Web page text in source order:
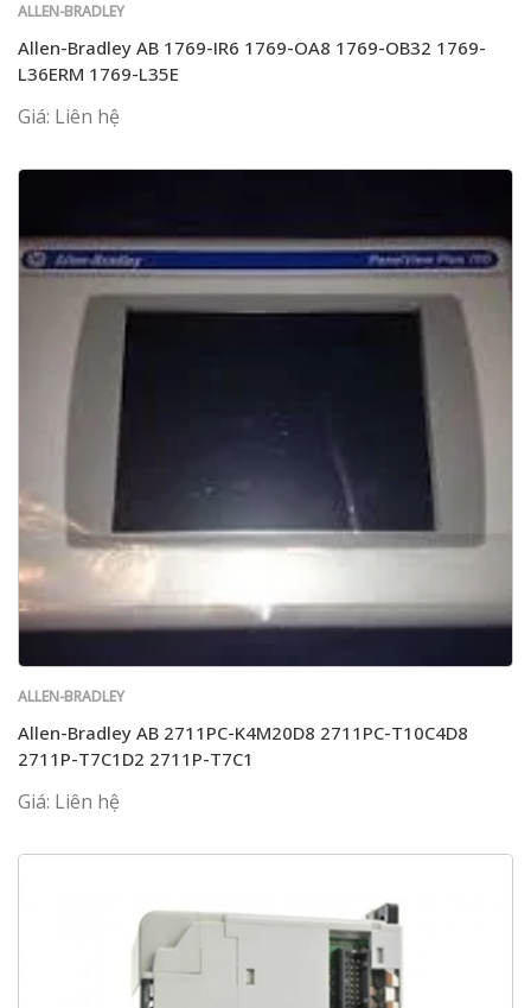
ALLEN-BRADLEY
Allen-Bradley AB 1769-IR6 1769-OA8 1769-OB32 1769-
L36ERM 1769-L35E
Giá: Liên hệ
ALLEN-BRADLEY
Allen-Bradley AB 2711PC-K4M20D8 2711PC-T10C4D8
2711P-T7C1D2 2711P-T7C1
Giá: Liên hệ